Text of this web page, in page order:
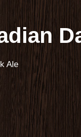
Ale